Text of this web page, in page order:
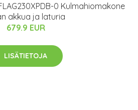
0 Kulmahiomakone
akkua ja laturia
679.9 EUR
LISÄTIETOJA